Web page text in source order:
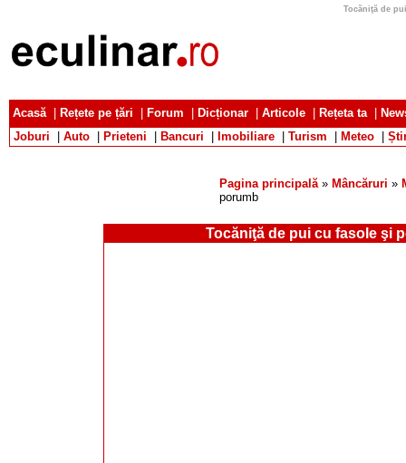
Tocăniţă de
Acasă| Rețete pe țări Forum Dicționar Articole Rețeta ta|
Joburi
Auto Prieteni Bancuri Imobiliare Turism Meteo
Pagina principală» Mâncăruri »
porumb
Tocăniţă de pui cu fasole şi